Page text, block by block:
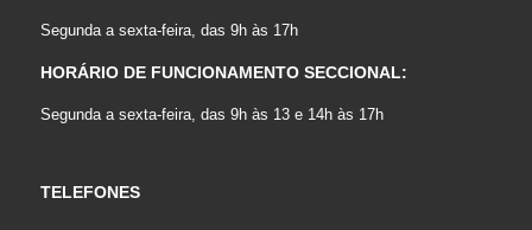
Segunda a sexta-feira, das 9h às 17h
HORÁRIO DE FUNCIONAMENTO SECCIONAL:
Segunda a sexta-feira, das 9h às 13 e 14h às 17h
TELEFONES